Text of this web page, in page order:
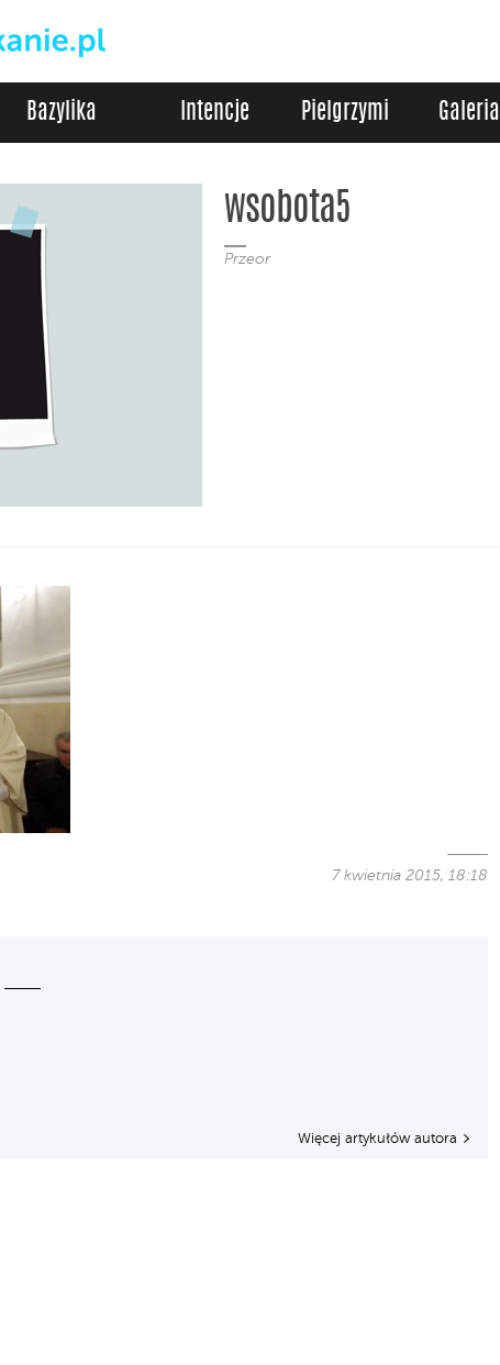
Bazylika Intencje Pielgrzymi Galeria
wsobota5
Przeor
7 kwietnia 2015, 18:18
Więcej artykułów autora